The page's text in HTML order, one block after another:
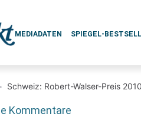
MEDIADATEN SPIEGEL-
Schweiz: Robert-Walser-Preis
Kommentare